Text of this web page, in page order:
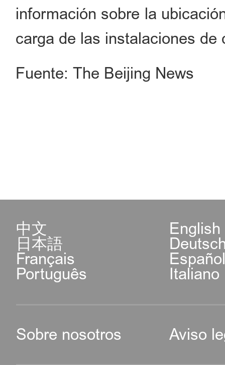
información sobre la
carga de las instalaciones
Fuente: The Beijing News
中文 English
日本語
Français
Português Italiano
Sobre nosotros Aviso